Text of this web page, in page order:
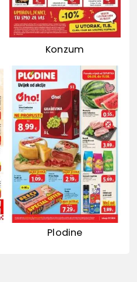
Konzum
Plodine